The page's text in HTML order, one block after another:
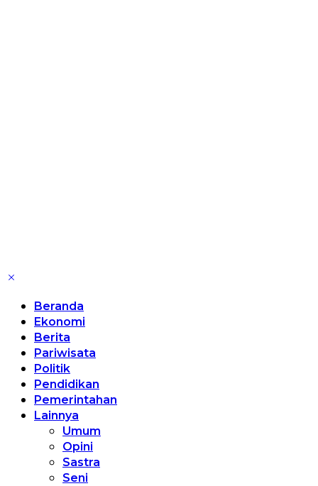
Beranda
Ekonomi
Berita
Pariwisata
Politik
Pendidikan
Pemerintahan
Lainnya
Umum
Opini
Sastra
Seni